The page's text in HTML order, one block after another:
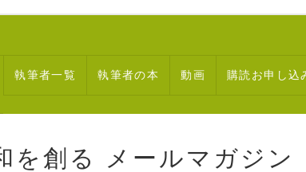
執筆者一覧 執筆者の本 動画 購読お申し込
を創る メールマガジン